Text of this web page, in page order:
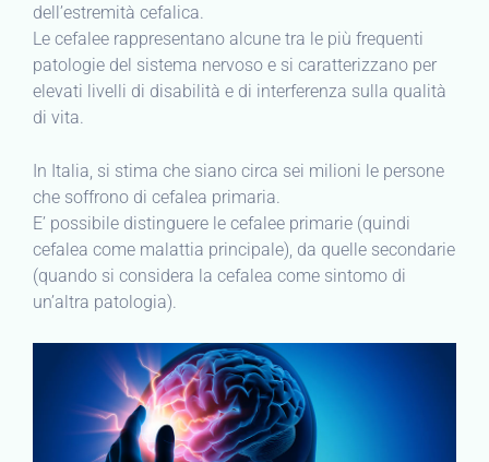
dell’estremità cefalica.
Le cefalee rappresentano alcune tra le più frequenti
patologie del sistema nervoso e si caratterizzano per
elevati livelli di disabilità e di interferenza sulla qualità
di vita.
In Italia, si stima che siano circa sei milioni le persone
che soffrono di cefalea primaria.
E’ possibile distinguere le cefalee primarie (quindi
cefalea come malattia principale), da quelle secondarie
(quando si considera la cefalea come sintomo di
un’altra patologia).